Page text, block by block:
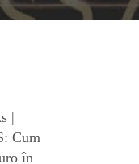
|
Cum
în